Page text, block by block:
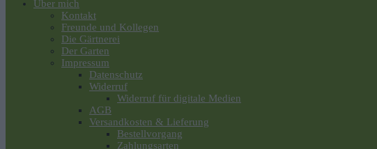
Über mich
Kontakt
Freunde und Kollegen
Die Gärtnerei
Der Garten
Impressum
Datenschutz
Widerruf
Widerruf für digitale Medien
AGB
Versandkosten & Lieferung
Bestellvorgang
Zahlungsarten